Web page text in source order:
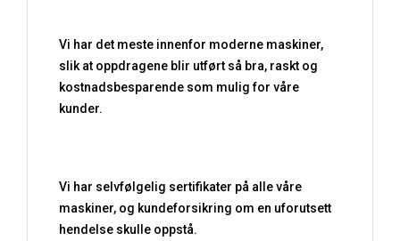
Vi har det meste innenfor moderne maskiner,
slik at oppdragene blir utført så bra, raskt og
kostnadsbesparende som mulig for våre
kunder.
Vi har selvfølgelig sertifikater på alle våre
maskiner, og kundeforsikring om en uforutsett
hendelse skulle oppstå.